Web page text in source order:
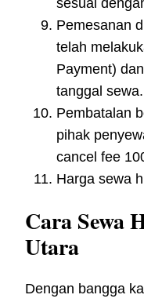
Pemesanan
telah
Payment)
tanggal sewa.
Pembatalan
pihak
cancel fee
Harga sewa
Cara Sewa
Utara
Dengan bangga